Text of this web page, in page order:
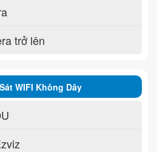
trở lên
WIFI Không Dây